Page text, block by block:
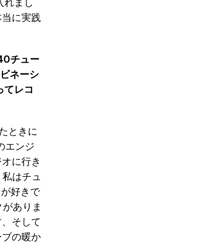
に実践
チュー
ネーシ
レコ
ときに
エンジ
に行き
はチュ
好きで
ありま
そして
の暖か